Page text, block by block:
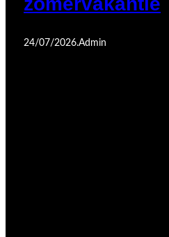
24/07/2026.Admin